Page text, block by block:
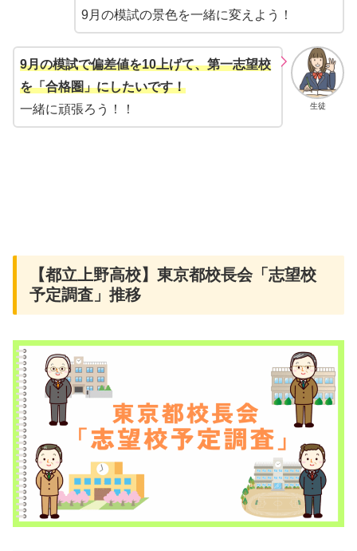
9月の模試の景色を一緒に変えよう！
生徒
9月の模試で偏差値を10上げて、第一志望校
を「合格圏」にしたいです！
一緒に頑張ろう！！
【都立上野高校】東京都校長会「志望校
予定調査」推移